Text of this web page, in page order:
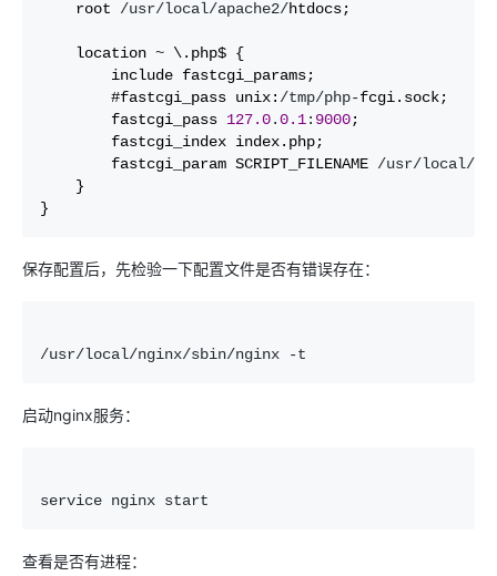
    root
/usr/local/apache2/htdocs;
    location
~ \.php$ {
        include fastcgi_params;
        #fastcgi_pass unix:
/tmp/php-fcgi.sock;
        fastcgi_pass
127.0 . 0.1 : 9000;
        fastcgi_index index.php;
        fastcgi_param SCRIPT_FILENAME
/usr/local/
    }
}
保存配置后，先检验一下配置文件是否有错误存在：
/usr/local/nginx/sbin/nginx -t
启动nginx服务：
service nginx start
查看是否有进程：